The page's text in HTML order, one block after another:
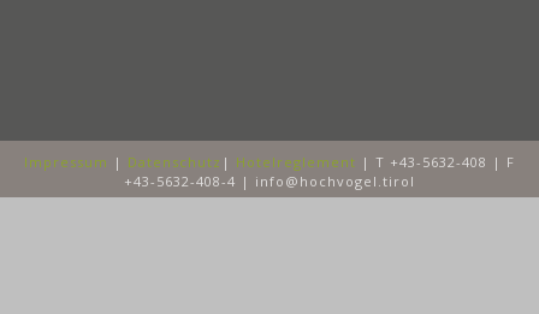
Impressum | Datenschutz | Hotelreglement | T +43-5632-408 | F
+43-5632-408-4 | info@hochvogel.tirol